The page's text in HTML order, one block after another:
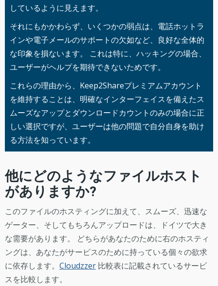
しているように見えます。
それにもかかわらず、いくつかの弱点は、電話ホットラ
インや電子メールのサポートの欠如など、良好な全体的
な印象を損ないます。 これは特に、ハッキングの場合、
ユーザーがヘルプを期待できないためです。
これらの理由から、Keep2Shareプレミアムアカウント
を維持することは、明確なインターフェイスを備えたス
ムーズなアップとダウンロードカウントのみの場合に正
しい選択ですが、ユーザーは他の問題で自分自身を助け
る方法を知っています。
他にどのようなファイルホスト
がありますか?
このファイルのホスティングに加えて、スムーズ、迅速な
ゲーター、そしてもちろんアップロードは、ドイツで大き
な需要があります。 どちらがあなたのために右のホスティ
ングは、あなたがサービスのために持っている個々の欲求
に依存します。 Cloudzzer 比較表に記載されているサービ
スを比較します。